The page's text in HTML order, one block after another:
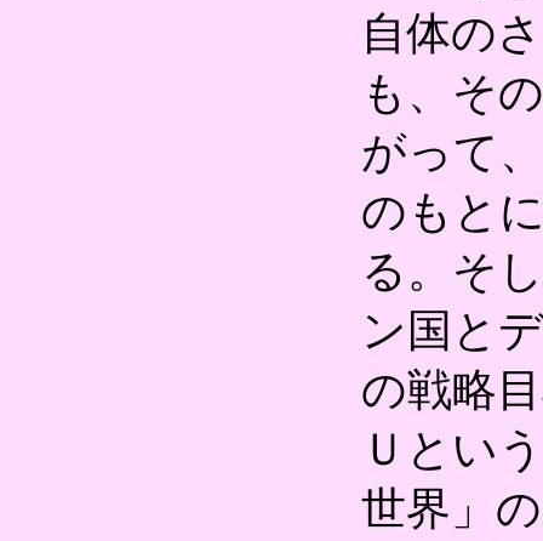
自体の
も、そ
がって
のもと
る。そ
ン国と
の戦略
Ｕとい
世界」